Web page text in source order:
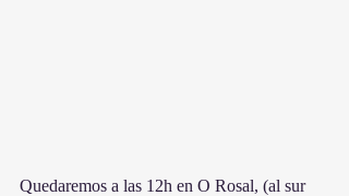
Quedaremos a las 12h en O Rosal, (al sur